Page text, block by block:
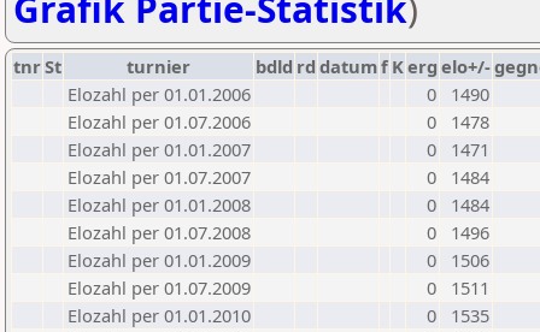
tnrSt turnier bdld rd datumf Kerg elo+/-
Elozahl per 01.01.2006
0
1490
Elozahl per 01.07.2006
0
1478
Elozahl per 01.01.2007
0
1471
Elozahl per 01.07.2007
0
1484
Elozahl per 01.01.2008
0
1484
Elozahl per 01.07.2008
0
1496
Elozahl per 01.01.2009
0
1506
Elozahl per 01.07.2009
0
1511
Elozahl per 01.01.2010
0
1535